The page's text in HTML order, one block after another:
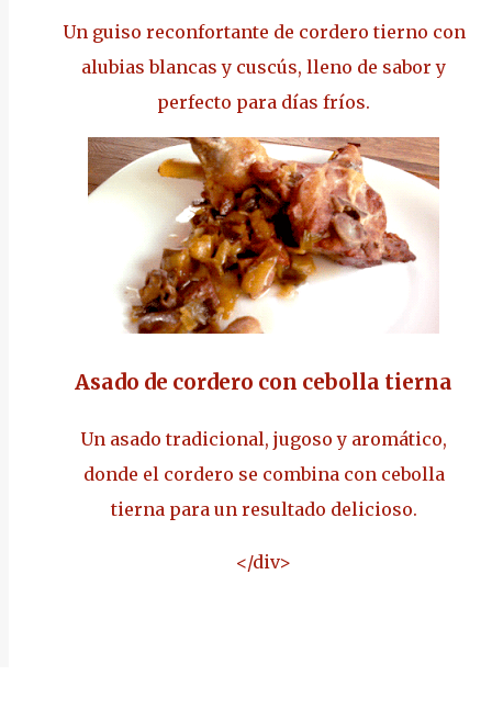
Un guiso reconfortante de cordero tierno con
alubias blancas y cuscús, lleno de sabor y
perfecto para días fríos.
Asado de cordero con cebolla tierna
Un asado tradicional, jugoso y aromático,
donde el cordero se combina con cebolla
tierna para un resultado delicioso.
</div>